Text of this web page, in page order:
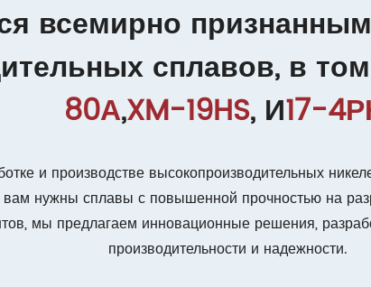
всемирно
сплавов, в
80А,XM-19HS, И17-
и производстве высокопроизводительных
нужны сплавы с повышенной прочностью на
мы предлагаем инновационные решения,
производительности и надежности.